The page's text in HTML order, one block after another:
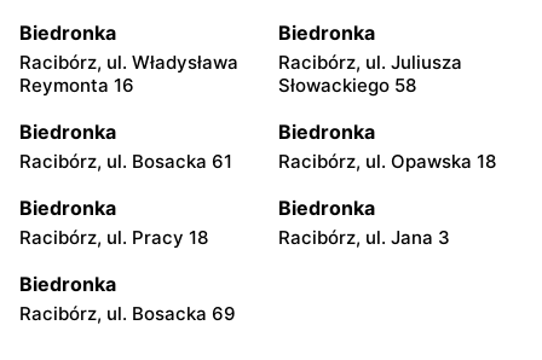
Biedronka
Racibórz, ul. Władysława
Reymonta 16
Biedronka
Racibórz, ul. Juliusza
Słowackiego 58
Biedronka
Racibórz, ul. Bosacka 61
Biedronka
Racibórz, ul. Opawska 18
Biedronka
Racibórz, ul. Pracy 18
Biedronka
Racibórz, ul. Jana 3
Biedronka
Racibórz, ul. Bosacka 69